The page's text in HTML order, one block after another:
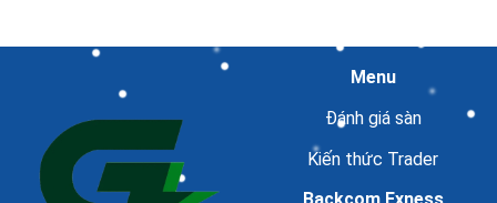
Menu
Đánh giá sàn
Kiến thức Trader